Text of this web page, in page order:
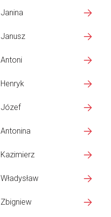
Janina
Janusz
Antoni
Henryk
Józef
Antonina
Kazimierz
Władysław
Zbigniew